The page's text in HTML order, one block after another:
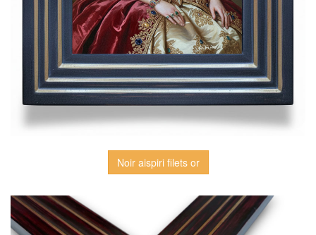
Noir aispiri filets or